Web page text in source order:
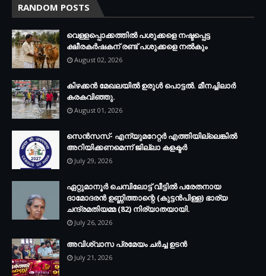
RANDOM POSTS
വെള്ളപ്പൊക്കത്തില്‍ പശുക്കളെ നഷ്ടപ്പെട്ട
ക്ഷീരകര്‍ഷകന് രണ്ട് പശുക്കളെ നല്‍കും
August 02, 2026
കിഴക്കന്‍ മേഖലയില്‍ ഉരുള്‍ പൊട്ടല്‍. മീനച്ചിലാര്‍
കരകവിഞ്ഞു.
August 01, 2026
സെന്‍സസ്- എന്യുമറേറ്റര്‍ എത്തിയില്ലെങ്കില്‍
അറിയിക്കണമെന്ന് ജില്ലാ കളക്ടര്‍
July 29, 2026
ഏറ്റുമാനൂര്‍ ചെമ്പിലോട്ട് വീട്ടില്‍ പരേതനായ
ദാമോദരന്‍ ഉണ്ണിത്താന്റെ (കുട്ടന്‍പിള്ള) ഭാര്യ
ചന്ദ്രമതിയമ്മ (82) നിര്യാതയായി.
July 26, 2026
അവിശ്വാസ പ്രമേയം ചര്‍ച്ച ഉടന്‍
July 21, 2026